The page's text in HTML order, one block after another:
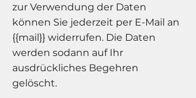
zur Verwendung der Daten
können Sie jederzeit per E-Mail an
{{mail}} widerrufen. Die Daten
werden sodann auf Ihr
ausdrückliches Begehren
gelöscht.